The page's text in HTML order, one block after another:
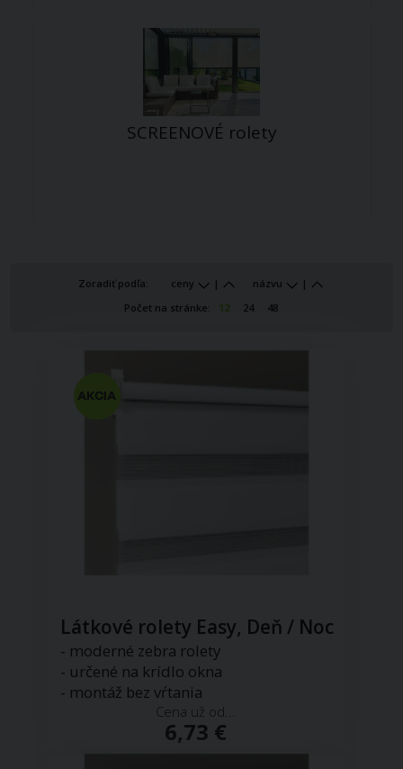
SCREENOVÉ rolety
Zoradiť podľa: ceny | názvu
|
Počet na stránke: 12 24 48
Látkové rolety Easy, Deň / Noc
- moderné zebra rolety
- určené na krídlo okna
- montáž bez vŕtania
Cena už od...
6,73 €